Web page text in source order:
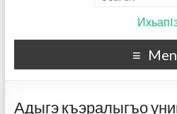
Адыгэ къэралыгъо